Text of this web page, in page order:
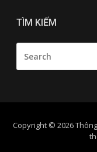
TÌM KIẾM
FOR:
Copyright © 2026